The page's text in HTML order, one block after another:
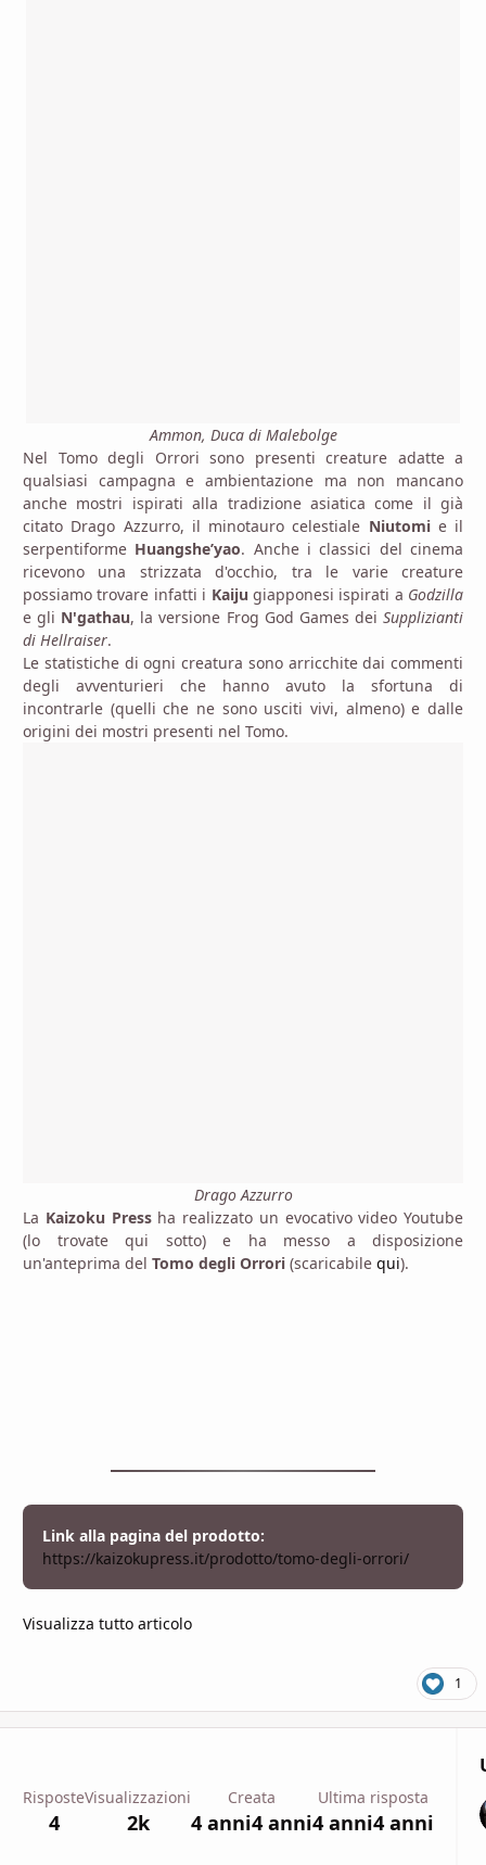
Ammon, Duca di Malebolge
Nel Tomo degli Orrori sono presenti creature adatte a
qualsiasi campagna e ambientazione ma non mancano
anche mostri ispirati alla tradizione asiatica come il già
citato Drago Azzurro, il minotauro celestiale Niutomi e il
serpentiforme Huangshe’yao. Anche i classici del cinema
ricevono una strizzata d'occhio, tra le varie creature
possiamo trovare infatti i Kaiju giapponesi ispirati a Godzilla
e gli N'gathau, la versione Frog God Games deiSupplizianti
di Hellraiser.
Le statistiche di ogni creatura sono arricchite dai commenti
degli avventurieri che hanno avuto la sfortuna di
incontrarle (quelli che ne sono usciti vivi, almeno) e dalle
origini dei mostri presenti nel Tomo.
Drago Azzurro
La Kaizoku Pressha realizzato un evocativo video Youtube
(lo trovate qui sotto) e ha messo a disposizione
un'anteprima del Tomo degli Orrori (scaricabile qui).
Link alla pagina del prodotto:
https://kaizokupress.it/prodotto/tomo-degli-orrori/
Visualizza tutto articolo
1
Risposte
4
Visualizzazioni
2k
Creata
4 anni4 anni
Ultima risposta
4 anni4 anni